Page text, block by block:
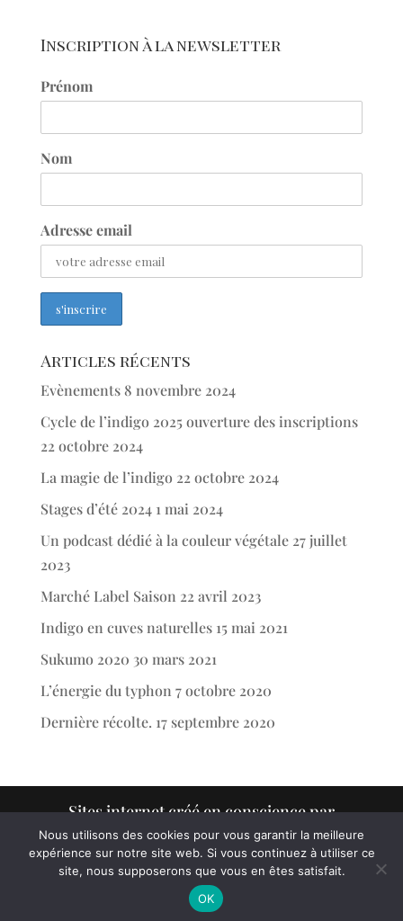
Retrouvez mon livre "la magie de l'indigo" dans la boutique.
Ignorer
Inscription à la newsletter
Prénom
Nom
Adresse email
Articles récents
Evènements 8 novembre 2024
Cycle de l’indigo 2025 ouverture des inscriptions
22 octobre 2024
La magie de l’indigo 22 octobre 2024
Stages d’été 2024 1 mai 2024
Un podcast dédié à la couleur végétale 27 juillet
2023
Marché Label Saison 22 avril 2023
Indigo en cuves naturelles 15 mai 2021
Sukumo 2020 30 mars 2021
L’énergie du typhon 7 octobre 2020
Dernière récolte. 17 septembre 2020
Sites internet créé en conscience par
www.victorcharruaud.com
Nous utilisons des cookies pour vous garantir la meilleure
expérience sur notre site web. Si vous continuez à utiliser ce
site, nous supposerons que vous en êtes satisfait.
OK